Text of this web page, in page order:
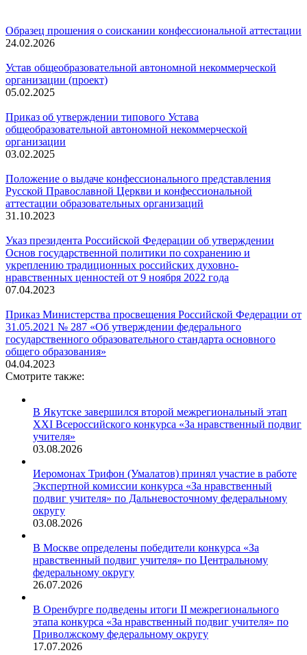
Образец прошения о соискании конфессиональной аттестации
24.02.2026
Устав общеобразовательной автономной некоммерческой
организации (проект)
05.02.2025
Приказ об утверждении типового Устава
общеобразовательной автономной некоммерческой
организации
03.02.2025
Положение о выдаче конфессионального представления
Русской Православной Церкви и конфессиональной
аттестации образовательных организаций
31.10.2023
Указ президента Российской Федерации об утверждении
Основ государственной политики по сохранению и
укреплению традиционных российских духовно-
нравственных ценностей от 9 ноября 2022 года
07.04.2023
Приказ Министерства просвещения Российской Федерации от
31.05.2021 № 287 «Об утверждении федерального
государственного образовательного стандарта основного
общего образования»
04.04.2023
Смотрите также:
В Якутске завершился второй межрегиональный этап
XXI Всероссийского конкурса «За нравственный подвиг
учителя»
03.08.2026
Иеромонах Трифон (Умалатов) принял участие в работе
Экспертной комиссии конкурса «За нравственный
подвиг учителя» по Дальневосточному федеральному
округу
03.08.2026
В Москве определены победители конкурса «За
нравственный подвиг учителя» по Центральному
федеральному округу
26.07.2026
В Оренбурге подведены итоги II межрегионального
этапа конкурса «За нравственный подвиг учителя» по
Приволжскому федеральному округу
17.07.2026